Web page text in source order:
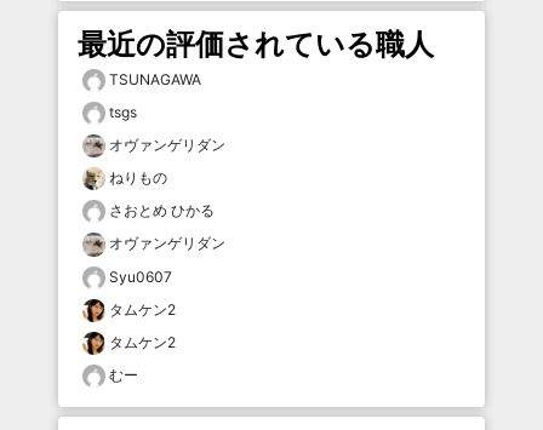
最近の評価されている職人
TSUNAGAWA
tsgs
オヴァンゲリダン
ねりもの
さおとめ ひかる
オヴァンゲリダン
Syu0607
タムケン2
タムケン2
むー